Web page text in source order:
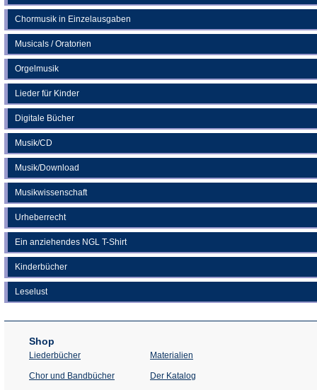
Chormusik in Einzelausgaben
Musicals / Oratorien
Orgelmusik
Lieder für Kinder
Digitale Bücher
Musik/CD
Musik/Download
Musikwissenschaft
Urheberrecht
Ein anziehendes NGL T-Shirt
Kinderbücher
Leselust
Shop
Liederbücher
Chor und Bandbücher
Materialien
Der Katalog